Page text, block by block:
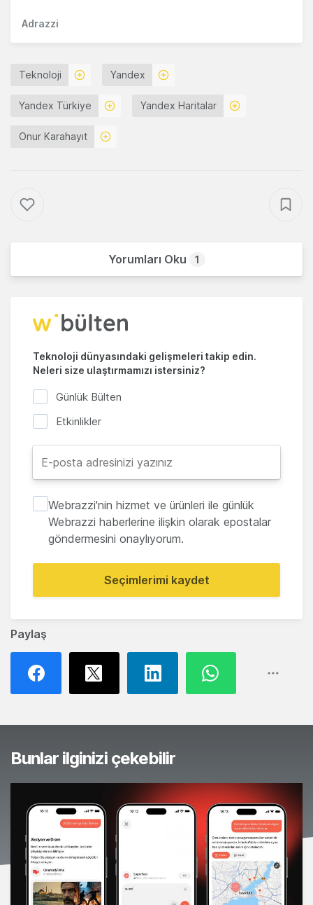
Paylaş
Adrazzi
Teknoloji Yandex
Yandex Türkiye Yandex Haritalar
Onur Karahayıt
Yorumları Oku 1
Teknoloji dünyasındaki gelişmeleri takip edin.
Neleri size ulaştırmamızı istersiniz?
Günlük Bülten
Etkinlikler
Webrazzi'nin hizmet ve ürünleri ile günlük
Webrazzi haberlerine ilişkin olarak epostalar
göndermesini onaylıyorum.
Seçimlerimi kaydet
Bunlar ilginizi çekebilir